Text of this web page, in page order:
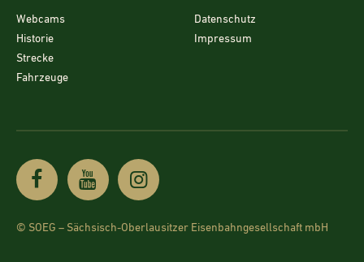
Webcams
Historie
Strecke
Fahrzeuge
Datenschutz
Impressum
© SOEG – Sächsisch-Oberlausitzer Eisenbahngesellschaft mbH